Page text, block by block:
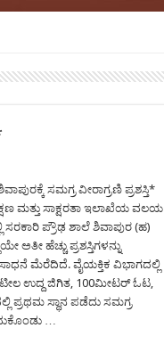
ಸಮಗ್ರ ವೀರಾಗ್ರಣಿ ಪ್ರಶಸ್ತಿ*
ಮತ್ತು ಸಾಕ್ಷರತಾ ಇಲಾಖೆಯ ವಲಯ
ಸರಕಾರಿ ಪ್ರೌಢ ಶಾಲೆ ಶಿವಾಪುರ (ಹ)
ಹೆಚ್ಚು ಪ್ರಶಸ್ತಿಗಳನ್ನು
ಮೆರೆದಿದೆ. ವೈಯಕ್ತಿಕ ವಿಭಾಗದಲ್ಲಿ
ಉದ್ದ ಜಿಗಿತ, 100ಮೀಟರ್ ಓಟ,
ಪ್ರಥಮ ಸ್ಥಾನ ಪಡೆದು ಸಮಗ್ರ
…